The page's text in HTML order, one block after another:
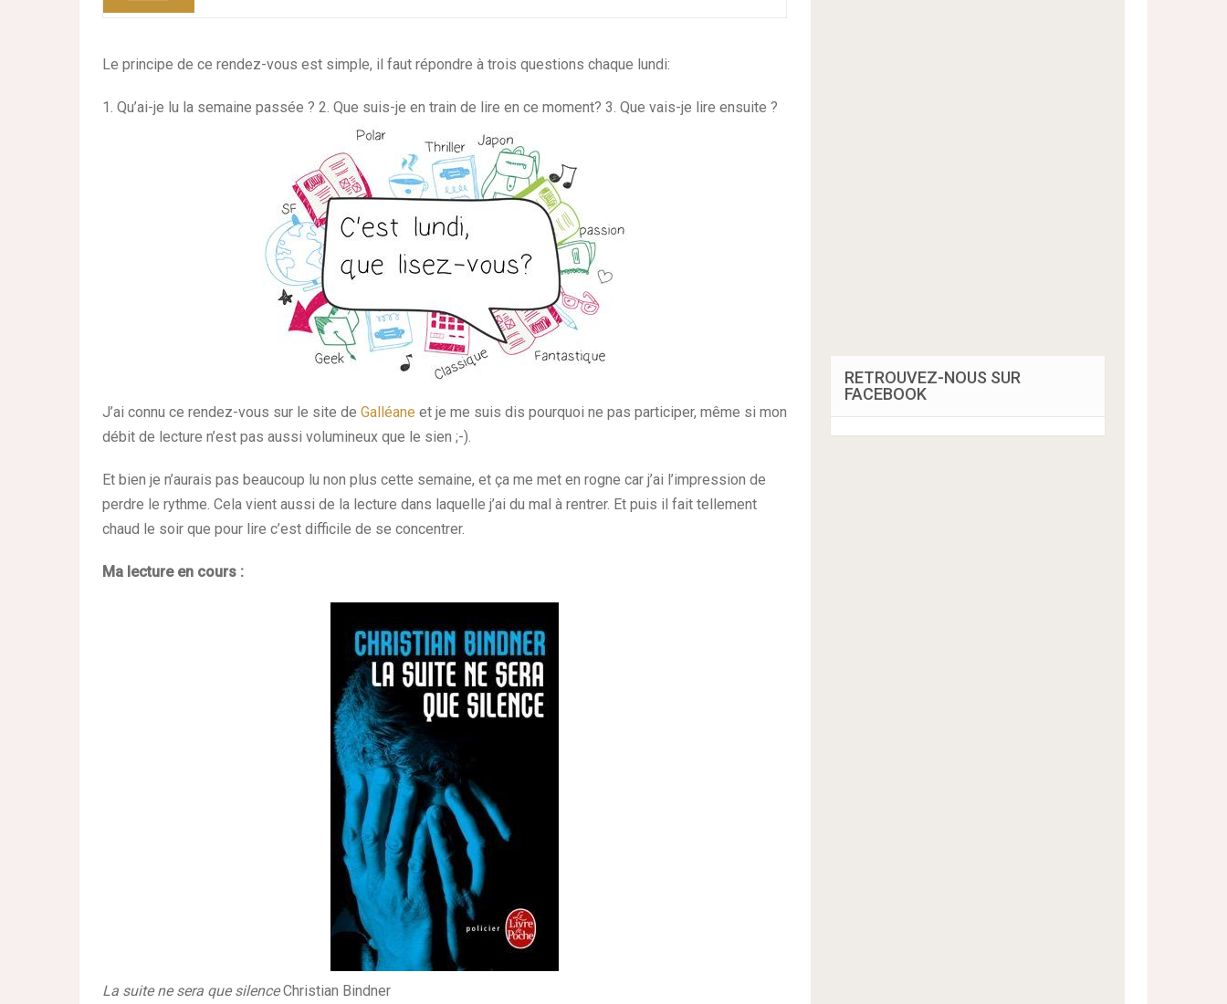
Le principe de ce rendez-vous est simple, il faut répondre à trois questions chaque lundi:
1. Qu’ai-je lu la semaine passée ? 2. Que suis-je en train de lire en ce moment? 3. Que vais-je lire ensuite ?
J’ai connu ce rendez-vous sur le site de Galléane et je me suis dis pourquoi ne pas participer, même si mon
débit de lecture n’est pas aussi volumineux que le sien ;-).
Et bien je n’aurais pas beaucoup lu non plus cette semaine, et ça me met en rogne car j’ai l’impression de
perdre le rythme. Cela vient aussi de la lecture dans laquelle j’ai du mal à rentrer. Et puis il fait tellement
chaud le soir que pour lire c’est difficile de se concentrer.
Ma lecture en cours :
La suite ne sera que silenceChristian Bindner
RETROUVEZ-NOUS SUR
FACEBOOK